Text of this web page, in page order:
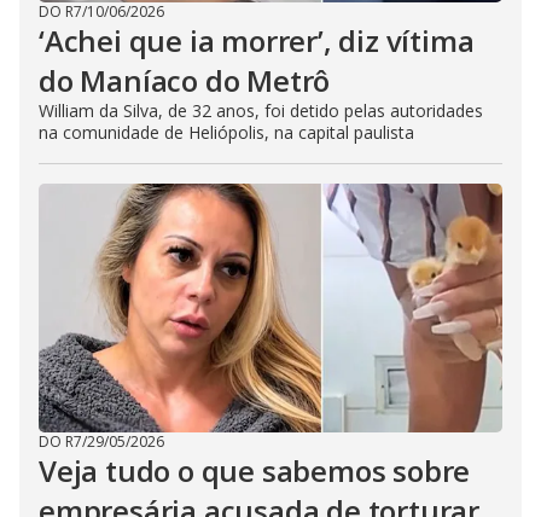
DO R7/10/06/2026
‘Achei que ia morrer’, diz vítima
do Maníaco do Metrô
William da Silva, de 32 anos, foi detido pelas autoridades
na comunidade de Heliópolis, na capital paulista
DO R7/29/05/2026
Veja tudo o que sabemos sobre